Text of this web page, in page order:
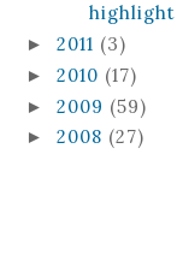
highlight
►2011 (3)
►2010 (17)
►2009 (59)
►2008 (27)